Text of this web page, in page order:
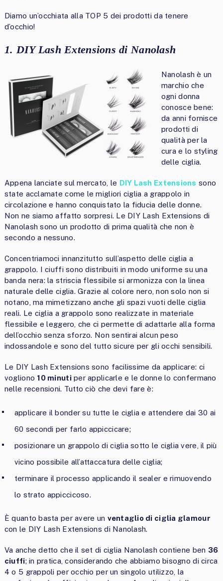
Diamo un’occhiata alla TOP 5 dei prodotti da tenere
d’occhio!
1. DIY Lash Extensions di Nanolash
Nanolash è un
marchio che
ogni donna
conosce bene:
da anni fornisce
prodotti di
qualità per la
cura e lo styling
delle ciglia.
Appena lanciate sul mercato, le DIY Lash Extensions sono
state acclamate come le migliori ciglia a grappolo in
circolazione e hanno conquistato la fiducia delle donne.
Non ne siamo affatto sorpresi. Le DIY Lash Extensions di
Nanolash sono un prodotto di prima qualità che non è
secondo a nessuno.
Concentriamoci innanzitutto sull’aspetto delle ciglia a
grappolo. I ciuffi sono distribuiti in modo uniforme su una
banda nera: la striscia flessibile si armonizza con la linea
naturale delle ciglia. Grazie al colore nero, non solo non si
notano, ma mimetizzano anche gli spazi vuoti delle ciglia
reali. Le ciglia a grappolo sono realizzate in materiale
flessibile e leggero, che ci permette di adattarle alla forma
dell’occhio senza sforzo. Non sentirai alcun peso
indossandole e sono del tutto sicure per gli occhi sensibili.
Le DIY Lash Extensions sono facilissime da applicare: ci
vogliono 10 minutiper applicarle e le donne lo confermano
nelle recensioni. Tutto ciò che devi fare è:
applicare il bonder su tutte le ciglia e attendere dai 30 ai
60 secondi per farlo appiccicare;
posizionare un grappolo di ciglia sotto le ciglia vere, il più
vicino possibile all’attaccatura delle ciglia;
terminare il processo applicando il sealer e rimuovendo
lo strato appiccicoso.
È quanto basta per avere un ventaglio di ciglia glamour
con le DIY Lash Extensions di Nanolash.
Va anche detto che il set di ciglia Nanolash contiene ben 36
ciuffi; in pratica, considerando che abbiamo bisogno di circa
4 o 5 grappoli per occhio per un singolo utilizzo, la